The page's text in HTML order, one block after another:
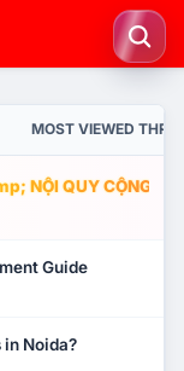
MOST VIEWED
NỘI QUY CỘNG
Guide
in Noida?